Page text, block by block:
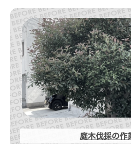
庭木伐採の作